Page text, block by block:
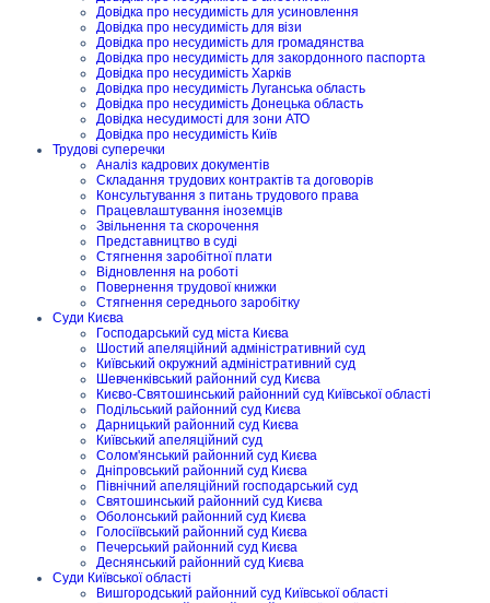
Довідка про несудимість для усиновлення
Довідка про несудимість для візи
Довідка про несудимість для громадянства
Довідка про несудимість для закордонного паспорта
Довідка про несудимість Харків
Довідка про несудимість Луганська область
Довідка про несудимість Донецька область
Довідка несудимості для зони АТО
Довідка про несудимість Київ
Трудові суперечки
Аналіз кадрових документів
Складання трудових контрактів та договорів
Консультування з питань трудового права
Працевлаштування іноземців
Звільнення та скорочення
Представництво в суді
Стягнення заробітної плати
Відновлення на роботі
Повернення трудової книжки
Стягнення середнього заробітку
Суди Києва
Господарський суд міста Києва
Шостий апеляційний адміністративний суд
Київський окружний адміністративний суд
Шевченківський районний суд Києва
Києво-Святошинський районний суд Київської області
Подільський районний суд Києва
Дарницький районний суд Києва
Київський апеляційний суд
Солом'янський районний суд Києва
Дніпровський районний суд Києва
Північний апеляційний господарський суд
Святошинський районний суд Києва
Оболонський районний суд Києва
Голосіївський районний суд Києва
Печерський районний суд Києва
Деснянський районний суд Києва
Суди Київської області
Вишгородський районний суд Київської області